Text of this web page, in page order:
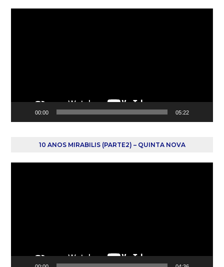
00:00 05:22
10 ANOS MIRABILIS (PARTE2) – QUINTA NOVA